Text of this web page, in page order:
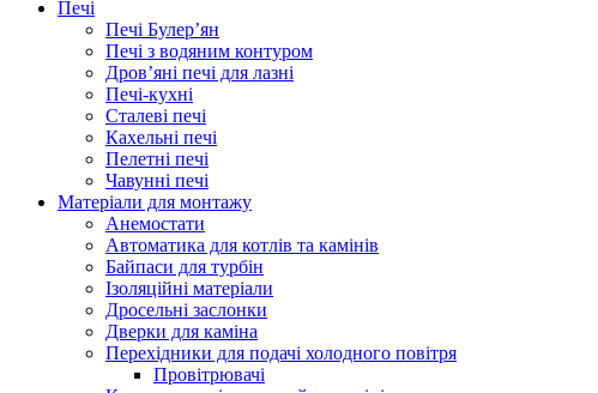
Печі
Печі Булер’ян
Печі з водяним контуром
Дров’яні печі для лазні
Печі-кухні
Сталеві печі
Кахельні печі
Пелетні печі
Чавунні печі
Матеріали для монтажу
Анемостати
Автоматика для котлів та камінів
Байпаси для турбін
Ізоляційні матеріали
Дросельні заслонки
Дверки для каміна
Перехідники для подачі холодного повітря
Провітрювачі